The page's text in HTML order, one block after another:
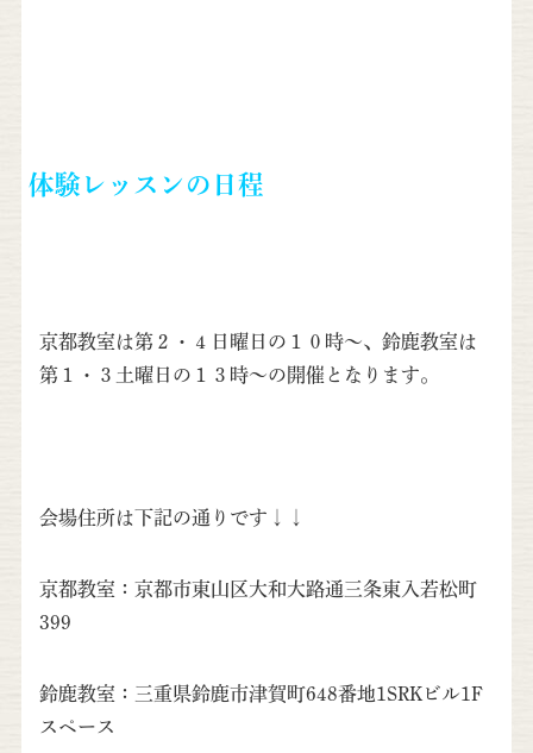
体験レッスンの日程
京都教室は第２・４日曜日の１０時〜、鈴鹿教室は
第１・３土曜日の１３時〜の開催となります。
会場住所は下記の通りです↓↓
京都教室：京都市東山区大和大路通三条東入若松町
399
鈴鹿教室：三重県鈴鹿市津賀町648番地1SRKビル1F
スペース